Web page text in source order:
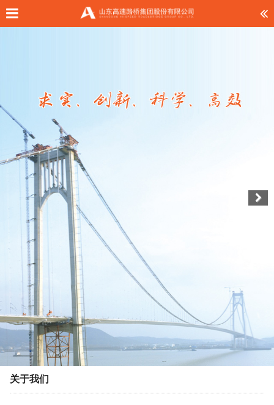
关于我们